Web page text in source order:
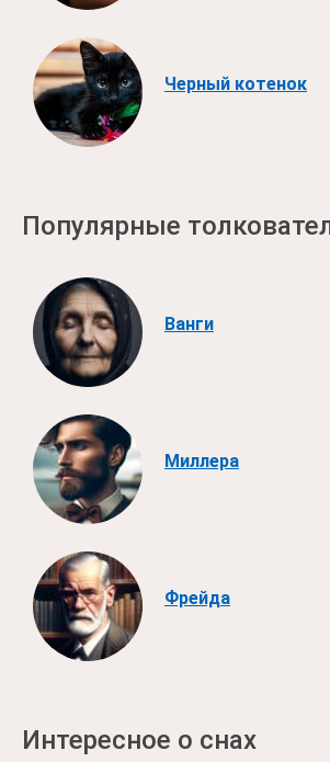
Черный котенок
Популярные
Ванги
Миллера
Фрейда
Интересное о снах